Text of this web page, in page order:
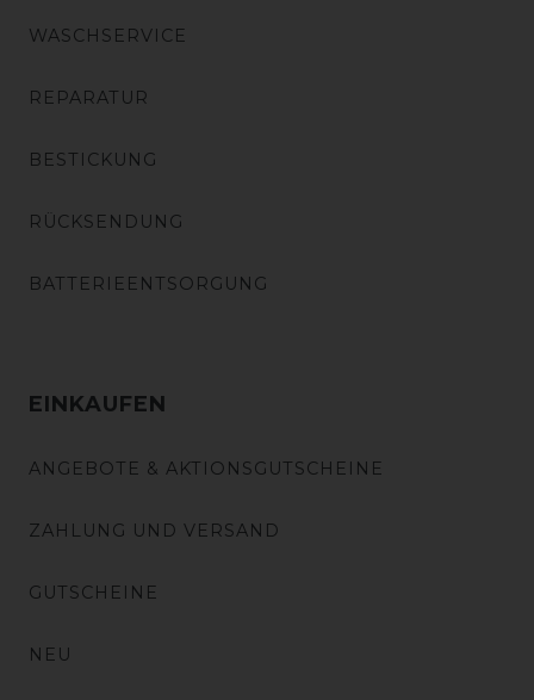
WASCHSERVICE
REPARATUR
BESTICKUNG
RÜCKSENDUNG
BATTERIEENTSORGUNG
EINKAUFEN
ANGEBOTE & AKTIONSGUTSCHEINE
ZAHLUNG UND VERSAND
GUTSCHEINE
NEU